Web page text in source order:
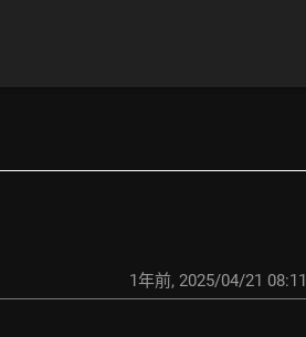
1年前, 2025/04/21 08:11